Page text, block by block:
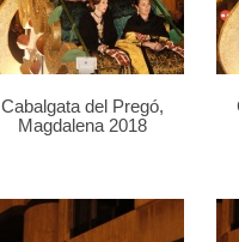
Cabalgata del Pregó,
Magdalena 2018